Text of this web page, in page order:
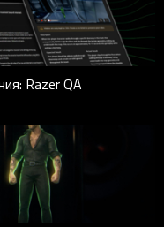
Razer QA